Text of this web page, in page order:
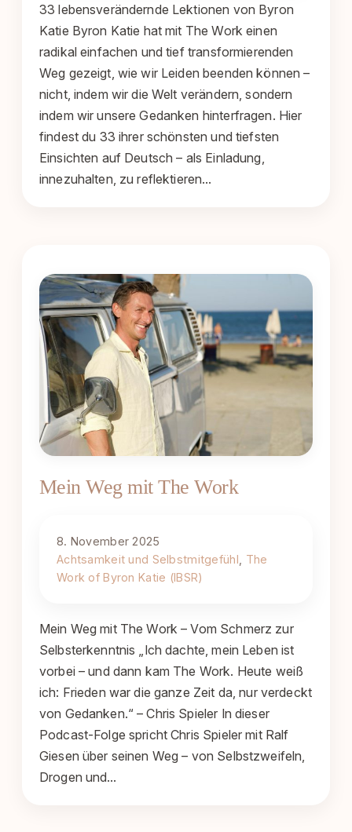
33 lebensverändernde Lektionen von Byron
Katie Byron Katie hat mit The Work einen
radikal einfachen und tief transformierenden
Weg gezeigt, wie wir Leiden beenden können –
nicht, indem wir die Welt verändern, sondern
indem wir unsere Gedanken hinterfragen. Hier
findest du 33 ihrer schönsten und tiefsten
Einsichten auf Deutsch – als Einladung,
innezuhalten, zu reflektieren…
Mein Weg mit The Work
8. November 2025
Achtsamkeit und Selbstmitgefühl
The
Work of Byron Katie (IBSR)
Mein Weg mit The Work – Vom Schmerz zur
Selbsterkenntnis „Ich dachte, mein Leben ist
vorbei – und dann kam The Work. Heute weiß
ich: Frieden war die ganze Zeit da, nur verdeckt
von Gedanken.“ – Chris Spieler In dieser
Podcast-Folge spricht Chris Spieler mit Ralf
Giesen über seinen Weg – von Selbstzweifeln,
Drogen und…